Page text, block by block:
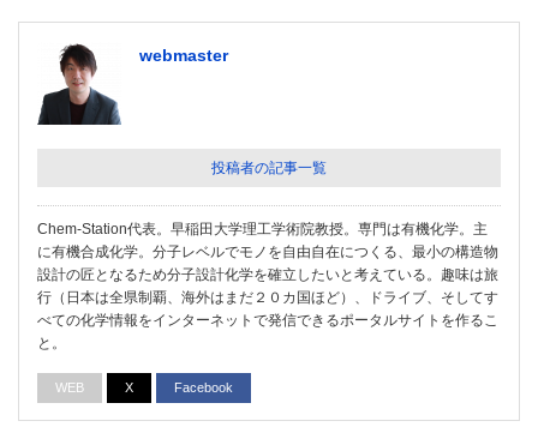
webmaster
投稿者の記事一覧
Chem-Station代表。早稲田大学理工学術院教授。専門は有機化学。主
に有機合成化学。分子レベルでモノを自由自在につくる、最小の構造物
設計の匠となるため分子設計化学を確立したいと考えている。趣味は旅
行（日本は全県制覇、海外はまだ２０カ国ほど）、ドライブ、そしてす
べての化学情報をインターネットで発信できるポータルサイトを作るこ
と。
WEB X Facebook